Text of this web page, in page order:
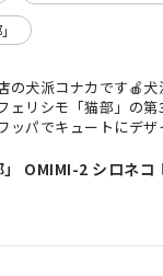
の犬派コナカです🍎
ェリシモ「猫部」の
ッパでキュートにデ
アルコーデと相性良く
すよ👍ぜひぜひコーデ
OMIMI-2 シロネコ